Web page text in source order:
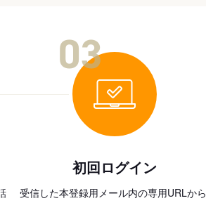
初回ログイン
受信した本登録用メール内の専用URLから